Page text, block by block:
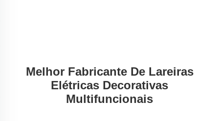
Melhor Fabricante De Lareiras
Elétricas Decorativas
Multifuncionais